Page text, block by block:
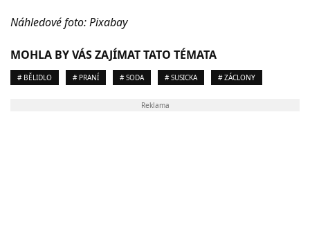
Náhledové foto: Pixabay
MOHLA BY VÁS ZAJÍMAT TATO TÉMATA
# BĚLIDLO # PRANÍ # SODA # SUSICKA # ZÁCLONY
Reklama